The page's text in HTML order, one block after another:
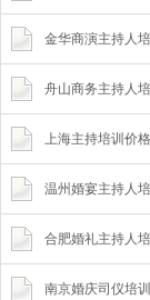
金华商演主持人
舟山商务主持人
上海主持培训价
温州婚宴主持人
合肥婚礼主持人
南京婚庆司仪培